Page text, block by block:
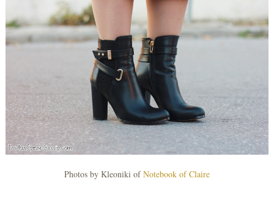
Photos by Kleoniki ofNotebook of Claire